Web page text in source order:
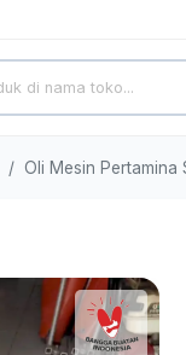
Oli Mesin Pertamina